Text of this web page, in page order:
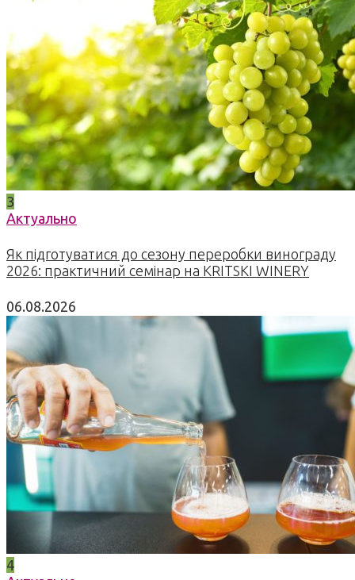
3
Актуально
Як підготуватися до сезону переробки винограду
2026: практичний семінар на KRITSKI WINERY
06.08.2026
4